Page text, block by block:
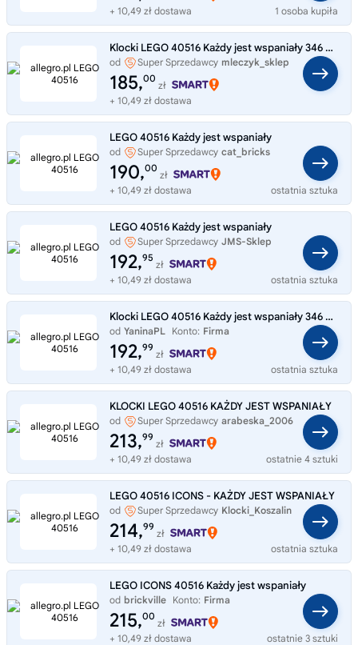
+ 10,49 zł dostawa
1 osoba kupiła
Klocki LEGO 40516 Każdy jest wspaniały 346 elementów 18+
od Super Sprzedawcy mleczyk_sklep
185,00
zł
+ 10,49 zł dostawa
LEGO 40516 Każdy jest wspaniały
od Super Sprzedawcy cat_bricks
190,00
zł
+ 10,49 zł dostawa
ostatnia sztuka
LEGO 40516 Każdy jest wspaniały
od Super Sprzedawcy JMS-Sklep
192,95
zł
+ 10,49 zł dostawa
ostatnia sztuka
Klocki LEGO 40516 Każdy jest wspaniały 346 elementów 18+
od YaninaPL Konto: Firma
192,99
zł
+ 10,49 zł dostawa
ostatnia sztuka
KLOCKI LEGO 40516 KAŻDY JEST WSPANIAŁY
od Super Sprzedawcy arabeska_2006
213,99
zł
+ 10,49 zł dostawa
ostatnie 4 sztuki
LEGO 40516 ICONS - KAŻDY JEST WSPANIAŁY
od Super Sprzedawcy Klocki_Koszalin
214,99
zł
+ 10,49 zł dostawa
ostatnia sztuka
LEGO ICONS 40516 Każdy jest wspaniały
od brickville Konto: Firma
215,00
zł
+ 10,49 zł dostawa
ostatnie 3 sztuki